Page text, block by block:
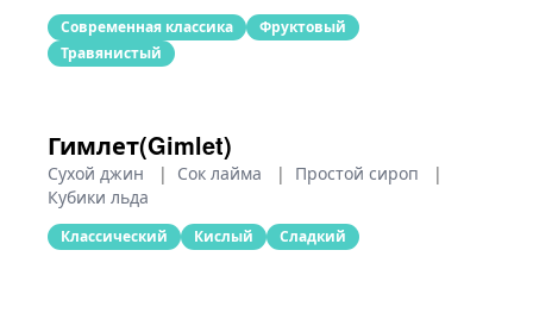
Современная классика
Фруктовый
Травянистый
Гимлет(Gimlet)
Сухой джин | Сок лайма | Простой сироп
|
Кубики льда
Классический Кислый Сладкий